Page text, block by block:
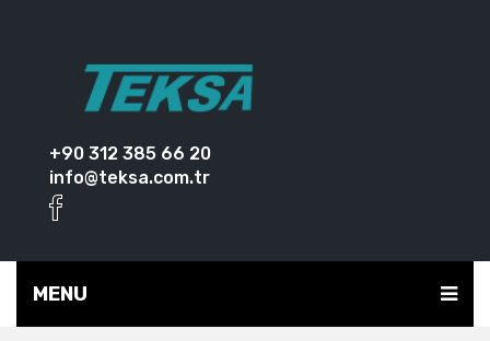
+90 312 385 66 20
info@teksa.com.tr
MENU